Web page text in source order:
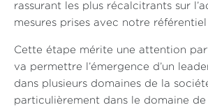
rassurant les plus récalcitrants sur
mesures prises avec notre
Cette étape mérite une attention
va permettre l’émergence d’un
dans plusieurs domaines de la
particulièrement dans le domaine